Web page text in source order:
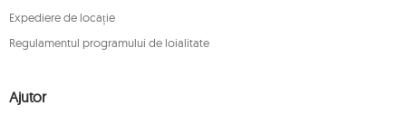
Expediere de locație
Regulamentul programului de loialitate
Ajutor